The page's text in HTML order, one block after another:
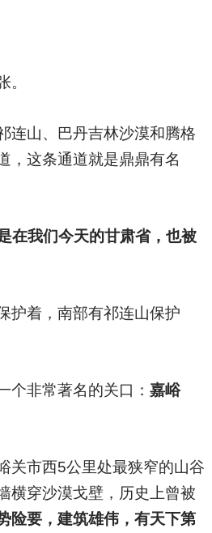
。
连山、巴丹吉林沙漠和腾格
，这条通道就是鼎鼎有名
在我们今天的甘肃省，也被
护着，南部有祁连山保护
个非常著名的关口： 嘉峪
关市西5公里处最狭窄的山谷
横穿沙漠戈壁，历史上曾被
险要，建筑雄伟，有天下第